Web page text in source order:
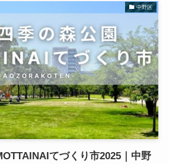
中野区
てづくり市2025｜中野